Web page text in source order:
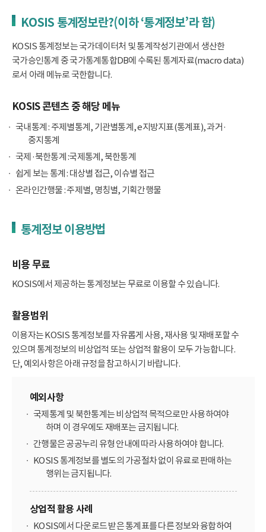
KOSIS 통계정보란?(이하 ‘통계정보’라 함)
KOSIS 통계정보는 국가데이터처 및 통계작성기관에서 생산한
국가승인통계 중 국가통계통합DB에 수록된 통계자료(macro data)
로서 아래 메뉴로 국한합니다.
KOSIS 콘텐츠 중 해당 메뉴
국내통계 : 주제별통계, 기관별통계, e지방지표(통계표), 과거·
중지통계
국제·북한통계 :국제통계, 북한통계
쉽게 보는 통계 : 대상별 접근, 이슈별 접근
온라인간행물 : 주제별, 명칭별, 기획간행물
통계정보 이용방법
비용 무료
KOSIS에서 제공하는 통계정보는 무료로 이용할 수 있습니다.
활용범위
이용자는 KOSIS 통계정보를 자유롭게 사용, 재사용 및 재배포할 수
있으며 통계정보의 비상업적 또는 상업적 활용이 모두 가능합니다.
단, 예외사항은 아래 규정을 참고하시기 바랍니다.
예외사항
국제통계 및 북한통계는 비상업적 목적으로만 사용하여야
하며 이 경우에도 재배포는 금지됩니다.
간행물은 공공누리 유형 안내에 따라 사용하여야 합니다.
KOSIS 통계정보를 별도의 가공절차 없이 유료로 판매하는
행위는 금지됩니다.
상업적 활용 사례
KOSIS에서 다운로드 받은 통계표를 다른 정보와 융합하여